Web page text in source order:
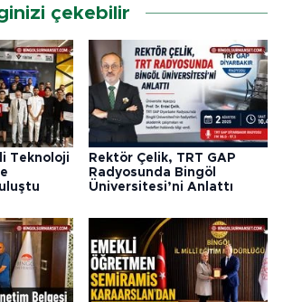
çekebilir
Teknoloji
Rektör Çelik, TRT GAP
Radyosunda Bingöl
Üniversitesi’ni Anlattı